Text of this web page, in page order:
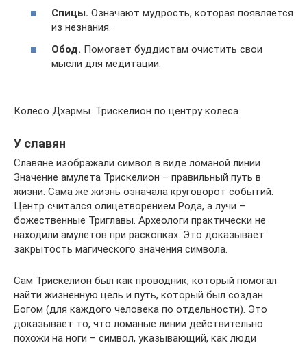
Спицы. Означают мудрость, которая появляется
из незнания.
Обод. Помогает буддистам очистить свои
мысли для медитации.
Колесо Дхармы. Трискелион по центру колеса.
У славян
Славяне изображали символ в виде ломаной линии.
Значение амулета Трискелион – правильный путь в
жизни. Сама же жизнь означала круговорот событий.
Центр считался олицетворением Рода, а лучи –
божественные Триглавы. Археологи практически не
находили амулетов при раскопках. Это доказывает
закрытость магического значения символа.
Сам Трискелион был как проводник, который помогал
найти жизненную цель и путь, который был создан
Богом (для каждого человека по отдельности). Это
доказывает то, что ломаные линии действительно
похожи на ноги – символ, указывающий, как люди